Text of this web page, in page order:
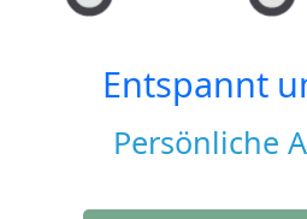
Entspannt
Persönliche